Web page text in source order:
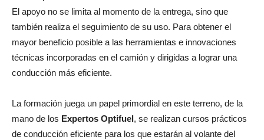
El apoyo no se limita al momento de la entrega, sino que
también realiza el seguimiento de su uso. Para obtener el
mayor beneficio posible a las herramientas e innovaciones
técnicas incorporadas en el camión y dirigidas a lograr una
conducción más eficiente.
La formación juega un papel primordial en este terreno, de la
mano de los Expertos Optifuel, se realizan cursos prácticos
de conducción eficiente para los que estarán al volante del